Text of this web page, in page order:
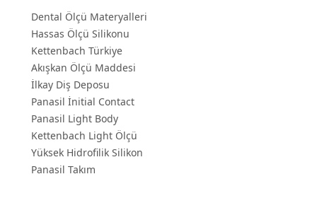
Dental Ölçü Materyalleri
Hassas Ölçü Silikonu
Kettenbach Türkiye
Akışkan Ölçü Maddesi
İlkay Diş Deposu
Panasil İnitial Contact
Panasil Light Body
Kettenbach Light Ölçü
Yüksek Hidrofilik Silikon
Panasil Takım